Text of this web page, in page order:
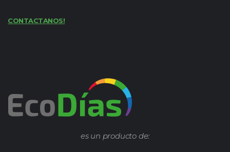
CONTACTANOS!
es un producto de: